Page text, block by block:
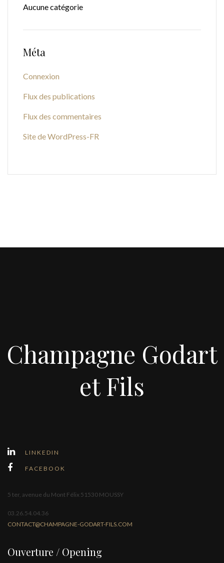
Aucune catégorie
Méta
Connexion
Flux des publications
Flux des commentaires
Site de WordPress-FR
Champagne Godart
et Fils
LINKEDIN
FACEBOOK
5 ter, avenue du Mont Félix 51530 MOUSSY
03.26.54.04.36
CONTACT@CHAMPAGNE-GODART-FILS.COM
Ouverture / Opening